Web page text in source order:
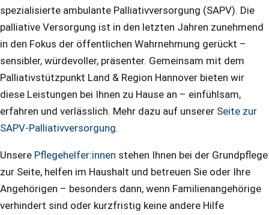
spezialisierte ambulante Palliativversorgung (SAPV). Die
palliative Versorgung ist in den letzten Jahren zunehmend
in den Fokus der öffentlichen Wahrnehmung gerückt –
sensibler, würdevoller, präsenter. Gemeinsam mit dem
Palliativstützpunkt Land & Region Hannover bieten wir
diese Leistungen bei Ihnen zu Hause an – einfühlsam,
erfahren und verlässlich. Mehr dazu auf unserer Seite zur
SAPV-Palliativversorgung.
Unsere Pflegehelfer:innen stehen Ihnen bei der Grundpflege
zur Seite, helfen im Haushalt und betreuen Sie oder Ihre
Angehörigen – besonders dann, wenn Familienangehörige
verhindert sind oder kurzfristig keine andere Hilfe